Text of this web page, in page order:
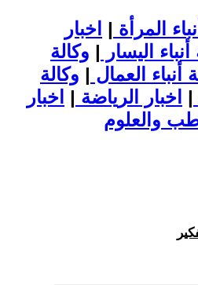
المرأة | اخبار
اليسار | وكالة
أنباء العمال | وكالة
| اخبار الرياضة | اخبار